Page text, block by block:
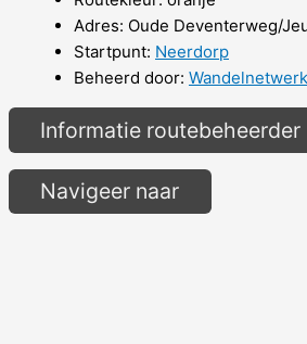
Adres: Oude Deventerweg/
Startpunt: Neerdorp
Beheerd door:
Informatie routebeheerder
Navigeer naar